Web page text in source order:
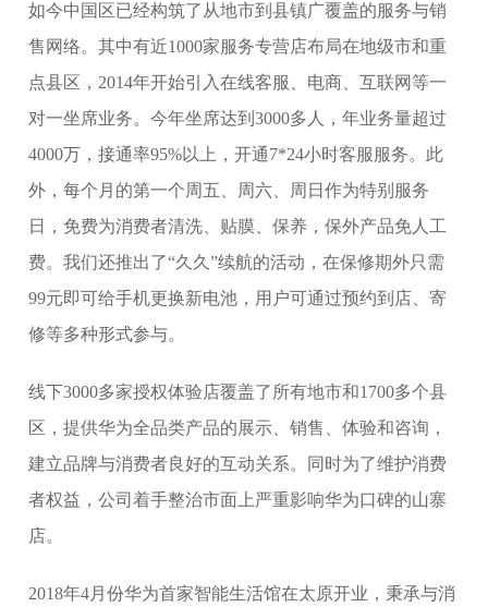
如今中国区已经构筑了从地市到县镇广覆盖的服务与销
售网络。其中有近1000家服务专营店布局在地级市和重
点县区，2014年开始引入在线客服、电商、互联网等一
对一坐席业务。今年坐席达到3000多人，年业务量超过
4000万，接通率95%以上，开通7*24小时客服服务。此
外，每个月的第一个周五、周六、周日作为特别服务
日，免费为消费者清洗、贴膜、保养，保外产品免人工
费。我们还推出了“久久”续航的活动，在保修期外只需
99元即可给手机更换新电池，用户可通过预约到店、寄
修等多种形式参与。
线下3000多家授权体验店覆盖了所有地市和1700多个县
区，提供华为全品类产品的展示、销售、体验和咨询，
建立品牌与消费者良好的互动关系。同时为了维护消费
者权益，公司着手整治市面上严重影响华为口碑的山寨
店。
2018年4月份华为首家智能生活馆在太原开业，秉承与消